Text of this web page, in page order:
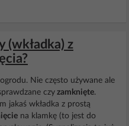
(wkładka) z
Nie często używane ale
czy zamknięte.
jakaś wkładka z prostą
na klamkę (to jest do